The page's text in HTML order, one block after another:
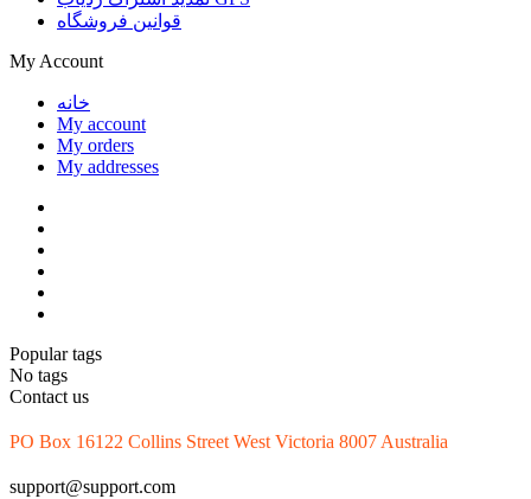
قوانین فروشگاه
My Account
خانه
My account
My orders
My addresses
Popular tags
No tags
Contact us
PO Box 16122 Collins Street West Victoria 8007 Australia
support@support.com